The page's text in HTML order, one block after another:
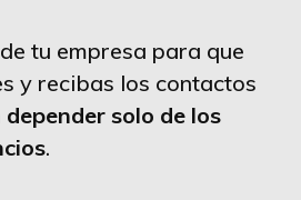
de tu empresa para que
y recibas los contactos
depender solo de los
.